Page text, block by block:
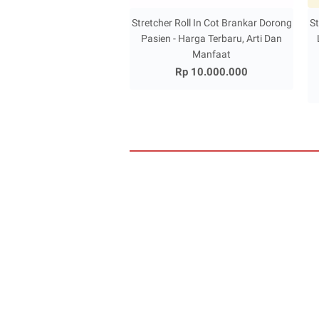
Stretcher Roll In Cot Brankar Dorong
Pasien - Harga Terbaru, Arti Dan
Manfaat
Rp 10.000.000